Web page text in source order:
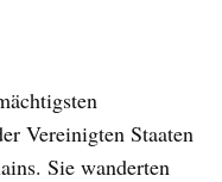
Vereinigten Staaten
Sie wanderten